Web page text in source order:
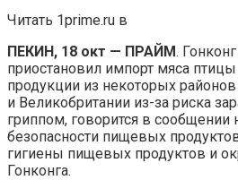
Читать 1prime.ru в
ПЕКИН, 18 окт — ПРАЙМ.
приостановил импорт мяса
продукции из некоторых
и Великобритании из-за риска
гриппом, говорится в сообщении
безопасности пищевых
гигиены пищевых продуктов и
Гонконга.